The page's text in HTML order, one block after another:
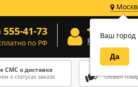
Ваш город
555-41-73
по РФ
Регистрация
СМС о доставке
о статусах заказа Обмен